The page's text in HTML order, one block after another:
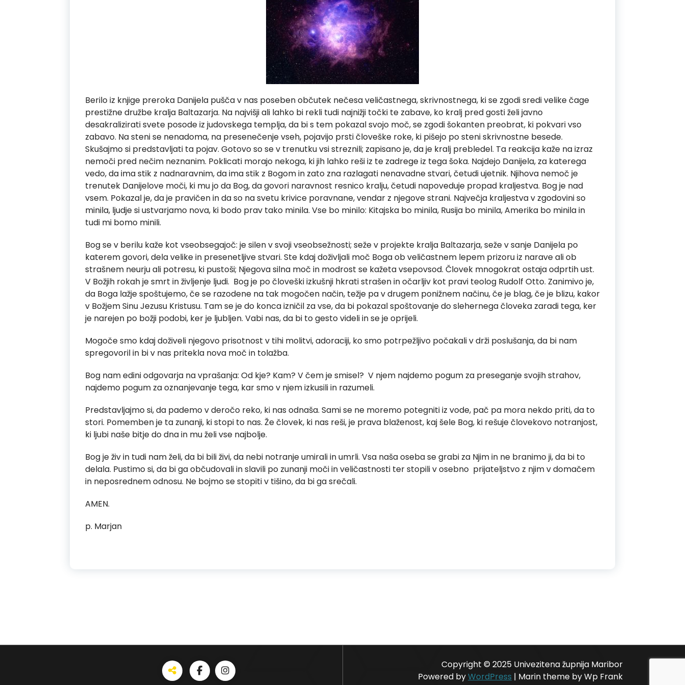
Berilo iz knjige preroka Danijela pušča v nas poseben občutek nečesa veličastnega, skrivnostnega, ki se zgodi sredi velike čage
prestižne družbe kralja Baltazarja. Na najvišji ali lahko bi rekli tudi najnižji točki te zabave, ko kralj pred gosti želi javno
desakralizirati svete posode iz judovskega templja, da bi s tem pokazal svojo moč, se zgodi šokanten preobrat, ki pokvari vso
zabavo. Na steni se nenadoma, na presenečenje vseh, pojavijo prsti človeške roke, ki pišejo po steni skrivnostne besede.
Skušajmo si predstavljati ta pojav. Gotovo so se v trenutku vsi streznili; zapisano je, da je kralj prebledel. Ta reakcija kaže na izraz
nemoči pred nečim neznanim. Poklicati morajo nekoga, ki jih lahko reši iz te zadrege iz tega šoka. Najdejo Danijela, za katerega
vedo, da ima stik z nadnaravnim, da ima stik z Bogom in zato zna razlagati nenavadne stvari, četudi ujetnik. Njihova nemoč je
trenutek Danijelove moči, ki mu jo da Bog, da govori naravnost resnico kralju, četudi napoveduje propad kraljestva. Bog je nad
vsem. Pokazal je, da je pravičen in da so na svetu krivice poravnane, vendar z njegove strani. Največja kraljestva v zgodovini so
minila, ljudje si ustvarjamo nova, ki bodo prav tako minila. Vse bo minilo: Kitajska bo minila, Rusija bo minila, Amerika bo minila in
tudi mi bomo minili.
Bog se v berilu kaže kot vseobsegajoč: je silen v svoji vseobsežnosti; seže v projekte kralja Baltazarja, seže v sanje Danijela po
katerem govori, dela velike in presenetljive stvari. Ste kdaj doživljali moč Boga ob veličastnem lepem prizoru iz narave ali ob
strašnem neurju ali potresu, ki pustoši; Njegova silna moč in modrost se kažeta vsepovsod. Človek mnogokrat ostaja odprtih ust.
V Božjih rokah je smrt in življenje ljudi. Bog je po človeški izkušnji hkrati strašen in očarljiv kot pravi teolog Rudolf Otto. Zanimivo je,
da Boga lažje spoštujemo, če se razodene na tak mogočen način, težje pa v drugem ponižnem načinu, če je blag, če je blizu, kakor
v Božjem Sinu Jezusu Kristusu. Tam se je do konca izničil za vse, da bi pokazal spoštovanje do slehernega človeka zaradi tega, ker
je narejen po božji podobi, ker je ljubljen. Vabi nas, da bi to gesto videli in se je oprijeli.
Mogoče smo kdaj doživeli njegovo prisotnost v tihi molitvi, adoraciji, ko smo potrpežljivo počakali v drži poslušanja, da bi nam
spregovoril in bi v nas pritekla nova moč in tolažba.
Bog nam edini odgovarja na vprašanja: Od kje? Kam? V čem je smisel? V njem najdemo pogum za preseganje svojih strahov,
najdemo pogum za oznanjevanje tega, kar smo v njem izkusili in razumeli.
Predstavljajmo si, da pademo v deročo reko, ki nas odnaša. Sami se ne moremo potegniti iz vode, pač pa mora nekdo priti, da to
stori. Pomemben je ta zunanji, ki stopi to nas. Že človek, ki nas reši, je prava blaženost, kaj šele Bog, ki rešuje človekovo notranjost,
ki ljubi naše bitje do dna in mu želi vse najbolje.
Bog je živ in tudi nam želi, da bi bili živi, da nebi notranje umirali in umrli. Vsa naša oseba se grabi za Njim in ne branimo ji, da bi to
delala. Pustimo si, da bi ga občudovali in slavili po zunanji moči in veličastnosti ter stopili v osebno prijateljstvo z njim v domačem
in neposrednem odnosu. Ne bojmo se stopiti v tišino, da bi ga srečali.
AMEN.
p. Marjan
Copyright © 2025 Univezitena župnija Maribor
Powered byWordPress | Marin theme by Wp Frank